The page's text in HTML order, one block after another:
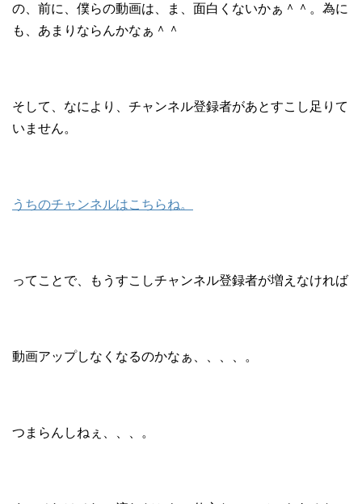
の、前に、僕らの動画は、ま、面白くないかぁ＾＾。為に
も、あまりならんかなぁ＾＾
そして、なにより、チャンネル登録者があとすこし足りて
いません。
うちのチャンネルはこちらね。
ってことで、もうすこしチャンネル登録者が増えなければ
動画アップしなくなるのかなぁ、、、、。
つまらんしねぇ、、、。